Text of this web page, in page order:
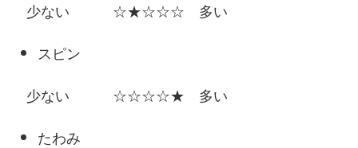
少ない ☆★☆☆☆ 多い
スピン
少ない ☆☆☆☆★ 多い
たわみ